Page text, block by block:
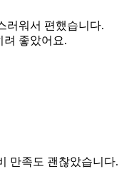
러워서 편했습니다.
려 좋았어요.
만족도 괜찮았습니다.